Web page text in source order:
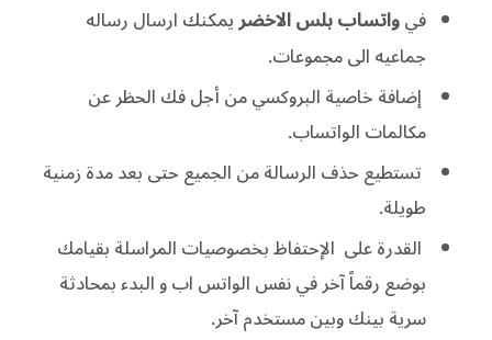
فيواتساب بلس الاخضريمكنكارسال رساله
جماعيه الى مجموعات.
إضافة خاصية البروكسي من أجل فك الحظر عن
مكالمات الواتساب.
تستطيع حذف الرسالة من الجميع حتى بعد مدة زمنية
طويلة.
القدرة على الإحتفاظ بخصوصيات المراسلة بقيامك
بوضع رقماً آخر في نفس الواتس اب و البدء بمحادثة
سرية بينك وبين مستخدم آخر.